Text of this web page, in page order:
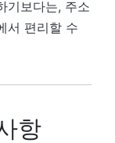
기보다는, 주소
서 편리할 수
항